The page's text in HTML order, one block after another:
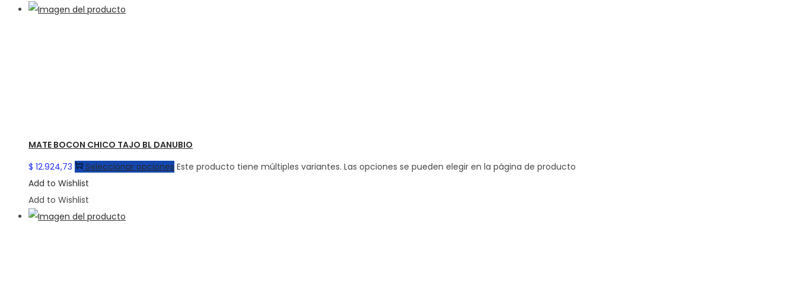
MATE BOCON CHICO TAJO BL DANUBIO
$ 12.924,73 Seleccionar opciones Este producto tiene múltiples variantes. Las opciones se pueden elegir en la página de producto
Add to Wishlist
Add to Wishlist